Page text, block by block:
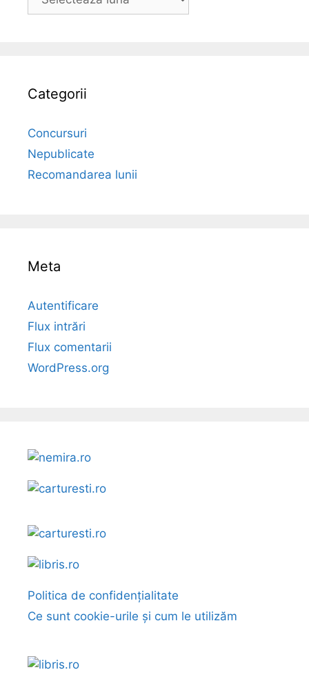
Categorii
Concursuri
Nepublicate
Recomandarea lunii
Meta
Autentificare
Flux intrări
Flux comentarii
WordPress.org
Politica de confidențialitate
Ce sunt cookie-urile și cum le utilizăm